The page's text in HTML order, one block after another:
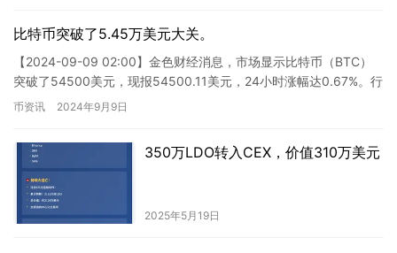
比特币突破了5.45万美元大关。
【2024-09-09 02:00】金色财经消息，市场显示比特币（BTC）
突破了54500美元，现报54500.11美元，24小时涨幅达0.67%。行
情波动显著，请务必做好风险管理…
币资讯 2024年9月9日
350万LDO转入CEX，价值310万美元
2025年5月19日